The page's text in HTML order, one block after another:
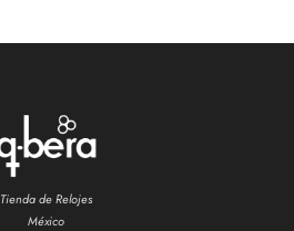
Tienda de Relojes
México